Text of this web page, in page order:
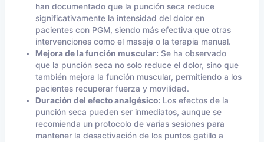
han documentado que la punción seca reduce
significativamente la intensidad del dolor en
pacientes con PGM, siendo más efectiva que otras
intervenciones como el masaje o la terapia manual.
Mejora de la función muscular: Se ha observado
que la punción seca no solo reduce el dolor, sino que
también mejora la función muscular, permitiendo a los
pacientes recuperar fuerza y movilidad.
Duración del efecto analgésico: Los efectos de la
punción seca pueden ser inmediatos, aunque se
recomienda un protocolo de varias sesiones para
mantener la desactivación de los puntos gatillo a